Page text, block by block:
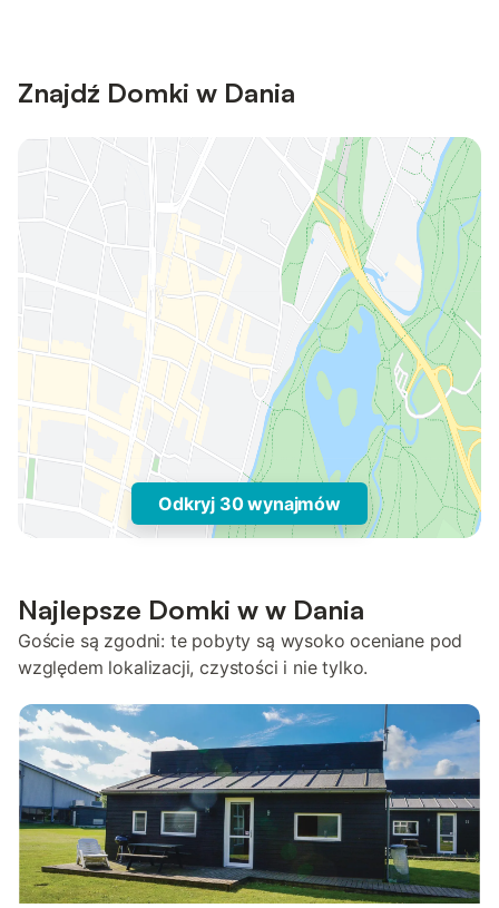
Znajdź Domki w Dania
Odkryj 30 wynajmów
Najlepsze Domki w w Dania
Goście są zgodni: te pobyty są wysoko oceniane pod
względem lokalizacji, czystości i nie tylko.